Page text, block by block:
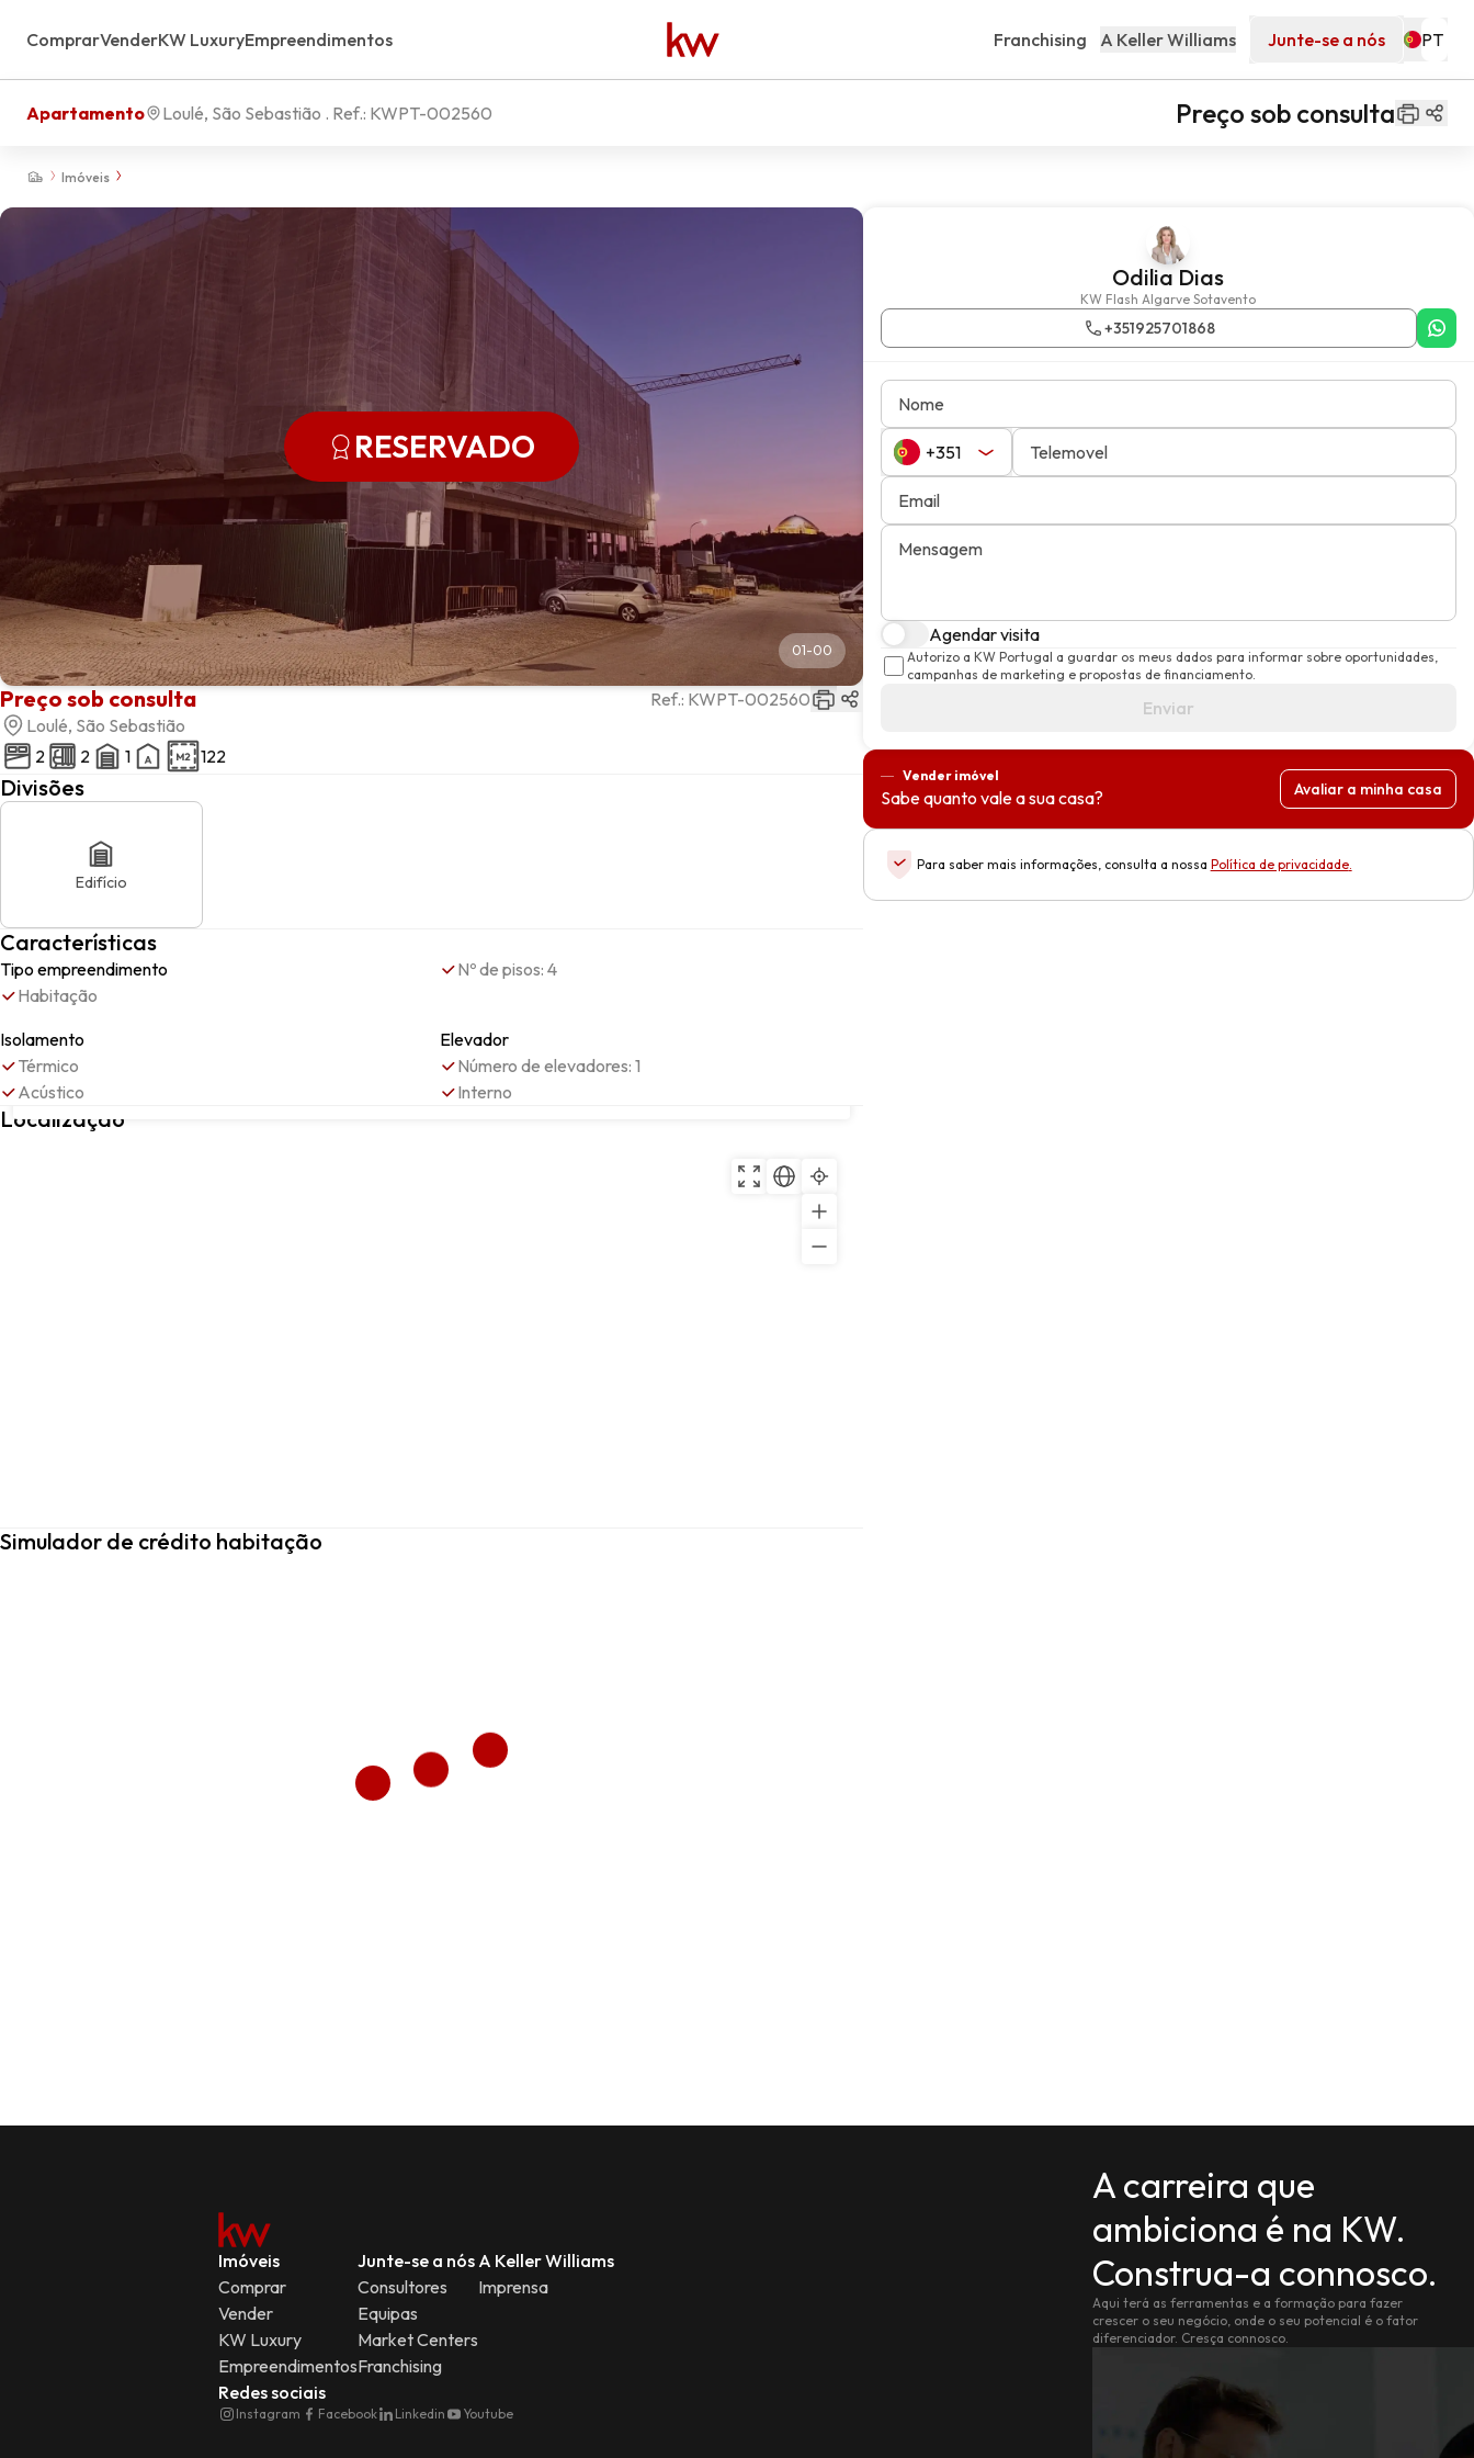
ComprarVenderKW LuxuryEmpreendimentos Franchising A Keller Williams Junte-se a nós
Imóveis
Apartamento Loulé, São Sebastião . Ref.: KWPT-002560 Preço sob consulta
RESERVADO
01-00
Preço sob consulta Ref.: KWPT-002560
Loulé, São Sebastião
2
2 1 122
Divisões
Edifício
Características
Tipo empreendimento
Habitação
Nº de pisos: 4
Isolamento
Térmico
Acústico
Elevador
Número de elevadores: 1
Interno
Localização
LOULÉ, Loulé, Faro
Simulador de crédito habitação
Odilia Dias
KW Flash Algarve Sotavento
+351925701868
Nome
Telemovel
Email
Mensagem
Agendar visita
Autorizo a KW Portugal a guardar os meus dados para informar sobre oportunidades,
campanhas de marketing e propostas de financiamento.
Enviar
Vender imóvel
Sabe quanto vale a sua casa? Avaliar a minha casa
Para saber mais informações, consulta a nossa Política de privacidade.
A carreira que
ambiciona é na KW.
Construa-a connosco.
Aqui terá as ferramentas e a formação para fazer
crescer o seu negócio, onde o seu potencial é o fator
diferenciador. Cresça connosco.
Imóveis
Comprar
Vender
KW Luxury
Empreendimentos
Junte-se a nós
Consultores
Equipas
Market Centers
Franchising
A Keller Williams
Imprensa
Redes sociais
Instagram Facebook Linkedin Youtube